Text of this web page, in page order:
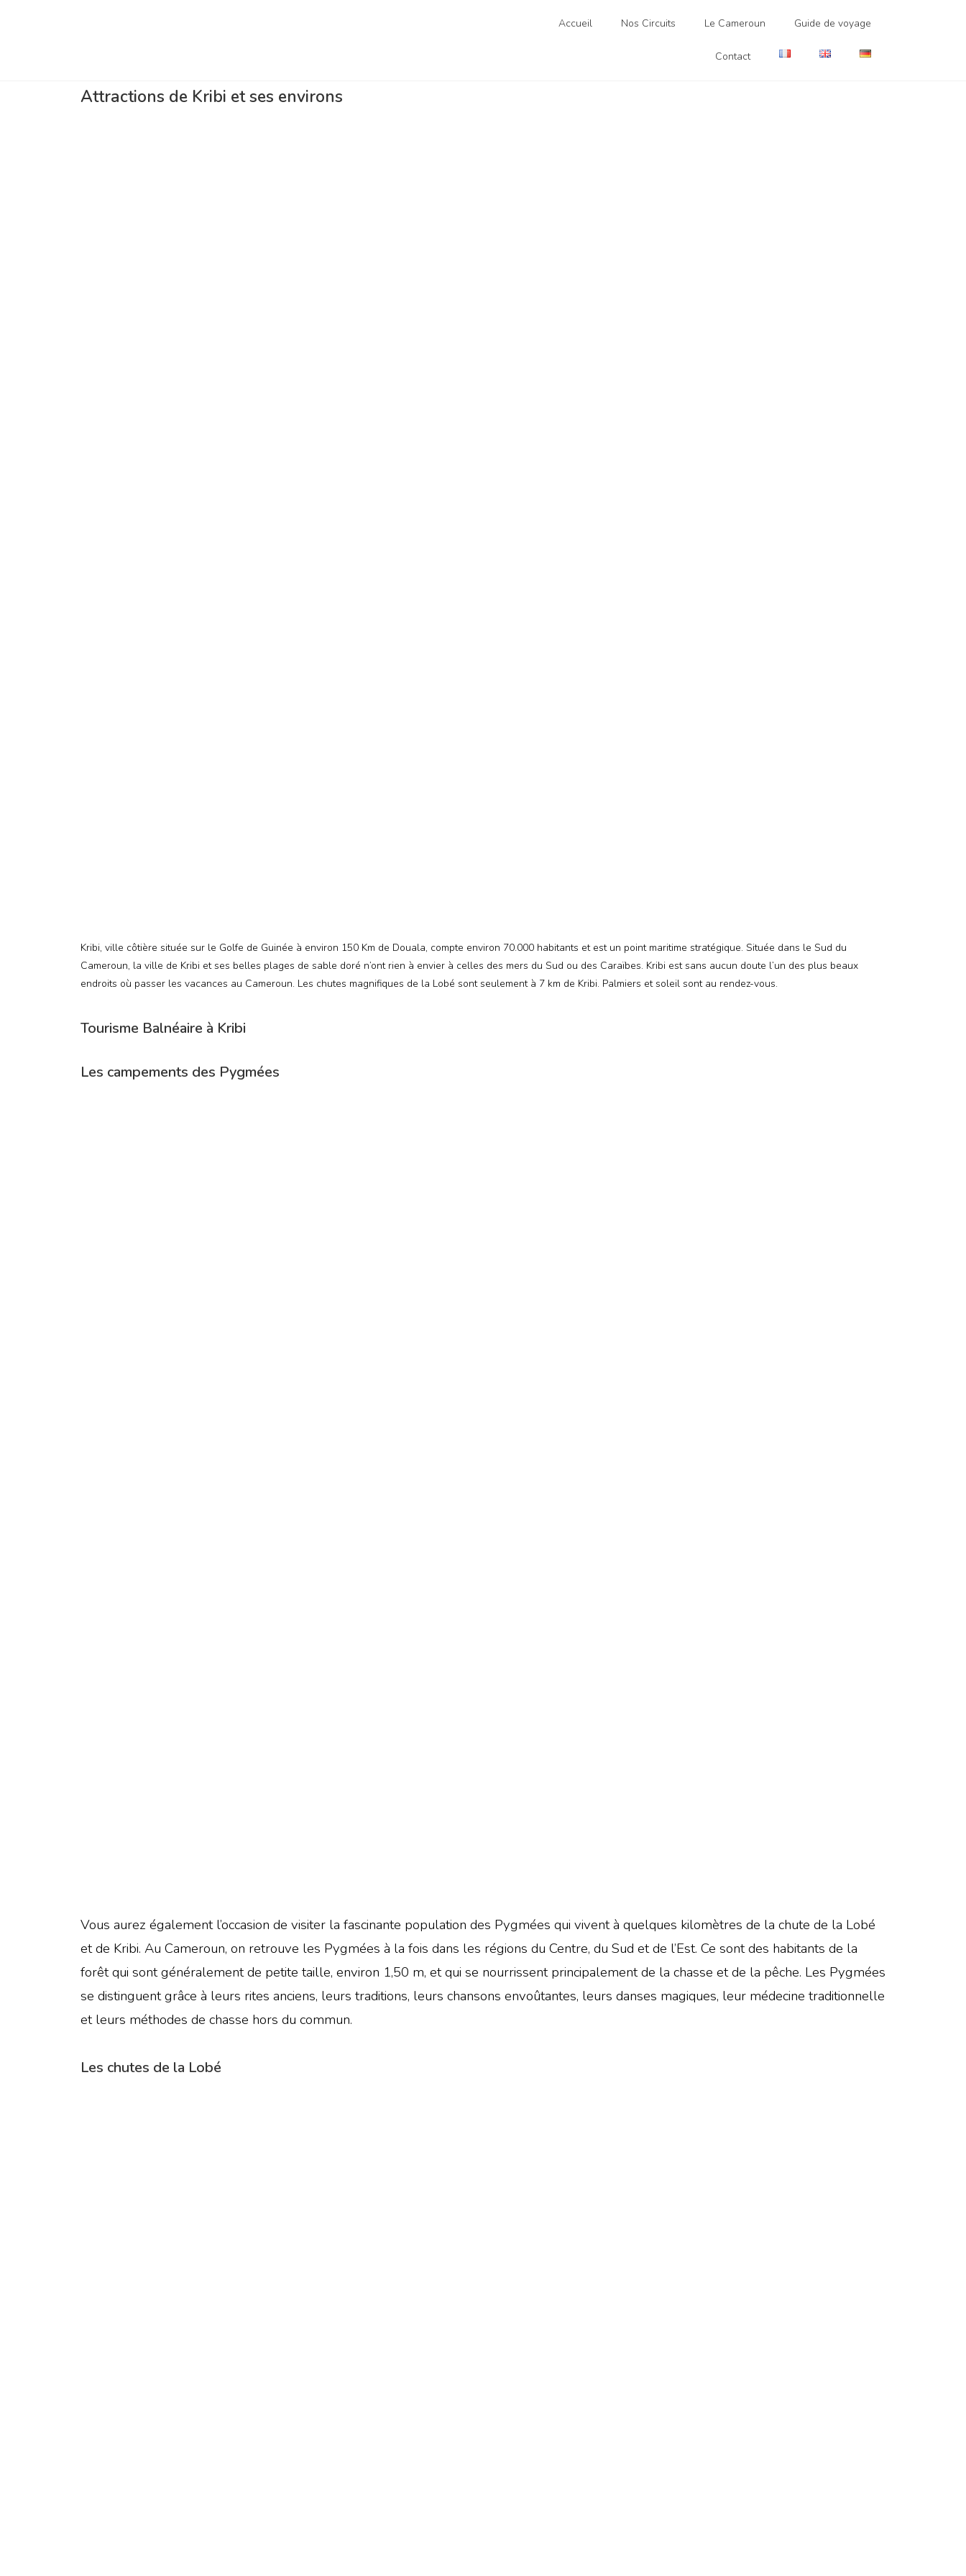
Accueil Nos Circuits Le Cameroun Guide de voyage
Contact
Attractions de Kribi et ses environs
Kribi, ville côtière située sur le Golfe de Guinée à environ 150 Km de Douala, compte environ 70.000 habitants et est un point maritime stratégique. Située dans le Sud du
Cameroun, la ville de Kribi et ses belles plages de sable doré n’ont rien à envier à celles des mers du Sud ou des Caraïbes. Kribi est sans aucun doute l’un des plus beaux
endroits où passer les vacances au Cameroun. Les chutes magnifiques de la Lobé sont seulement à 7 km de Kribi. Palmiers et soleil sont au rendez-vous.
Tourisme Balnéaire à Kribi
Les campements des Pygmées
Vous aurez également l’occasion de visiter la fascinante population des Pygmées qui vivent à quelques kilomètres de la chute de la Lobé
et de Kribi. Au Cameroun, on retrouve les Pygmées à la fois dans les régions du Centre, du Sud et de l’Est. Ce sont des habitants de la
forêt qui sont généralement de petite taille, environ 1,50 m, et qui se nourrissent principalement de la chasse et de la pêche. Les Pygmées
se distinguent grâce à leurs rites anciens, leurs traditions, leurs chansons envoûtantes, leurs danses magiques, leur médecine traditionnelle
et leurs méthodes de chasse hors du commun.
Les chutes de la Lobé